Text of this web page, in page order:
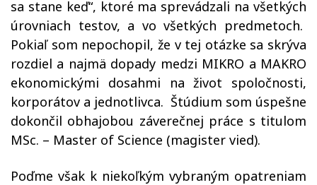
sa stane keď“, ktoré ma sprevádzali na všetkých
úrovniach testov, a vo všetkých predmetoch.
Pokiaľ som nepochopil, že v tej otázke sa skrýva
rozdiel a najmä dopady medzi MIKRO a MAKRO
ekonomickými dosahmi na život spoločnosti,
korporátov a jednotlivca. Štúdium som úspešne
dokončil obhajobou záverečnej práce s titulom
MSc. – Master of Science (magister vied).
Poďme však k niekoľkým vybraným opatreniam